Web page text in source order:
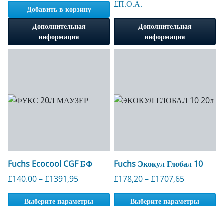
Добавить в корзину
Дополнительная
информация
£П.О.А.
Дополнительная
информация
Fuchs Ecocool CGF БФ
£140.00–£1391,95Диапазон цен: от 140,00 до 1391,95
Выберите параметры
Fuchs Экокул Глобал 10
£178,20–£1707,65Диапазон
Выберите параметры